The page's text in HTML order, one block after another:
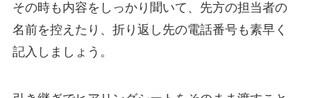
その時も内容をしっかり聞いて、先方の担当者の
名前を控えたり、折り返し先の電話番号も素早く
記入しましょう。